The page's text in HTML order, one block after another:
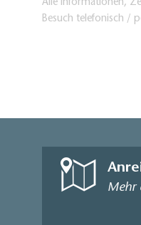
Alle Informationen,
Besuch telefonisch /
Mehr